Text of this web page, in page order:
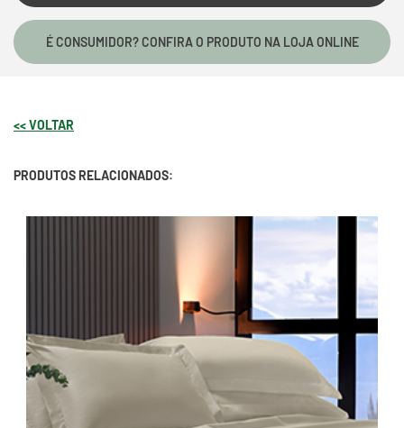
É CONSUMIDOR? CONFIRA O PRODUTO NA LOJA ONLINE
<< VOLTAR
PRODUTOS RELACIONADOS: